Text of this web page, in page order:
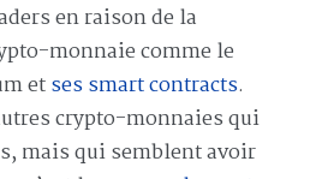
en raison de la
monnaie comme le
etses smart contracts.
crypto-monnaies qui
mais qui semblent avoir